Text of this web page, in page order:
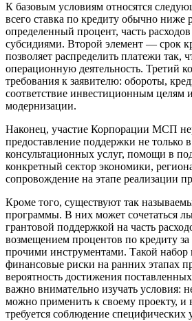
К базовым условиям относятся
всего ставка по кредиту обычно ниже
определенный процент, часть
субсидиями. Второй элемент — срок
позволяет распределить платежи так,
операционную деятельность. Третий
требования к заявителю: обороты,
соответствие инвестиционным целям
модернизации.
Наконец, участие Корпорации МСП
предоставление поддержки не только
консультационных услуг, помощи в
конкретный сектор экономики,
сопровождение на этапе реализации
Кроме того, существуют так
программы. В них может сочетаться
грантовой поддержкой на часть
возмещением процентов по кредиту
прочими инструментами. Такой набор
финансовые риски на ранних этапах
вероятность достижения
важно внимательно изучать условия:
можно применить к своему проекту, и
требуется соблюдение специфических